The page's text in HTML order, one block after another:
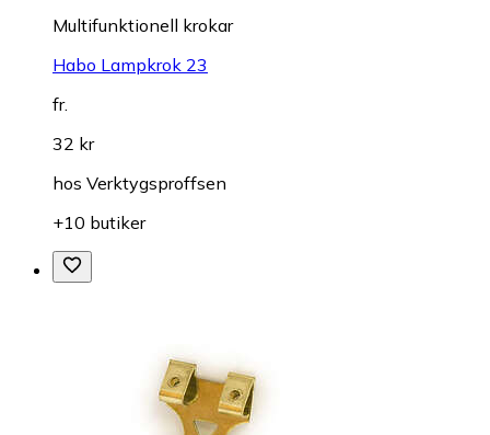
Multifunktionell krokar
Habo Lampkrok 23
fr.
32 kr
hos Verktygsproffsen
+10 butiker